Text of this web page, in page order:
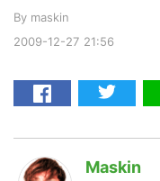
2009-12-27 21:56
By maskin
Maskin
RE:LIFE
Re:Work
AI
[Startup]
[Voice Edition]
[YouTube]